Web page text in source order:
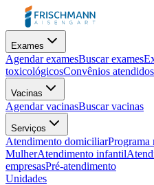
Exames
Agendar examesBuscar exames
toxicológicosConvênios atendidos
Vacinas
Agendar vacinasBuscar vacinas
Serviços
Atendimento domiciliarPrograma
MulherAtendimento infantil
empresasPré-atendimento
Unidades